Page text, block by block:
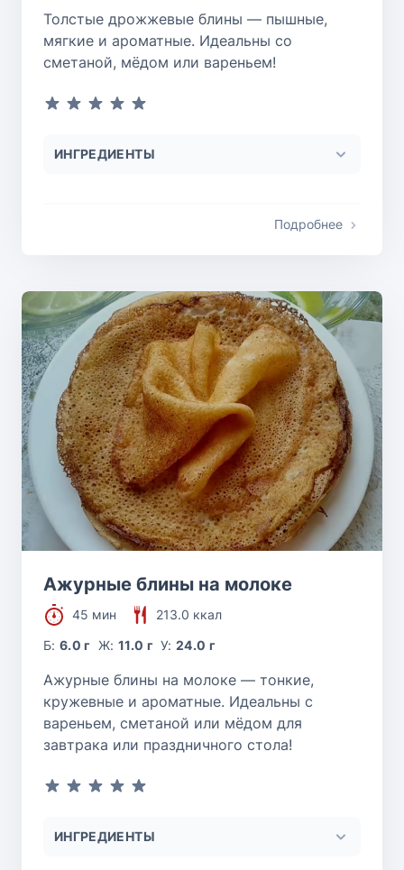
Толстые дрожжевые блины — пышные,
мягкие и ароматные. Идеальны со
сметаной, мёдом или вареньем!
ИНГРЕДИЕНТЫ
Подробнее
Ажурные блины на молоке
45 мин
213.0 ккал
Б:6.0 г Ж: 11.0 г У:24.0 г
Ажурные блины на молоке — тонкие,
кружевные и ароматные. Идеальны с
вареньем, сметаной или мёдом для
завтрака или праздничного стола!
ИНГРЕДИЕНТЫ